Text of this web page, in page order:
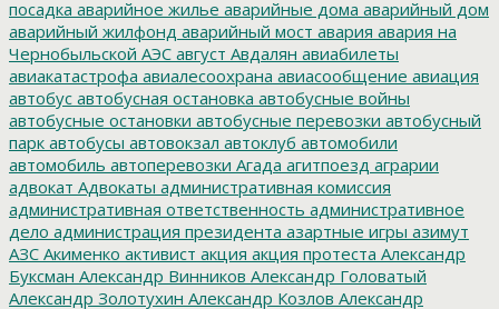
посадка аварийное жилье аварийные дома аварийный дом
аварийный жилфонд аварийный мост авария авария на
Чернобыльской АЭС август Авдалян авиабилеты
авиакатастрофа авиалесоохрана авиасообщение авиация
автобус автобусная остановка автобусные войны
автобусные остановки автобусные перевозки автобусный
парк автобусы автовокзал автоклуб автомобили
автомобиль автоперевозки Агада агитпоезд аграрии
адвокат Адвокаты административная комиссия
административная ответственность административное
дело администрация президента азартные игры азимут
АЗС Акименко активист акция акция протеста Александр
Буксман Александр Винников Александр Головатый
Александр Золотухин Александр Козлов Александр